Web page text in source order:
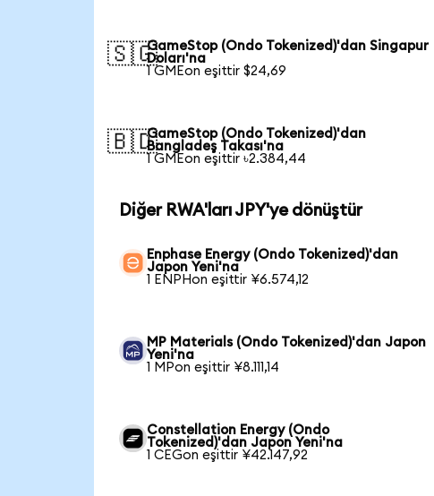
🇸🇬GameStop (Ondo Tokenized)'dan Singapur
Doları'na
1 GMEon eşittir $24,69
🇧🇩GameStop (Ondo Tokenized)'dan
Bangladeş Takası'na
1 GMEon eşittir ৳2.384,44
Diğer RWA'ları JPY'ye dönüştür
Enphase Energy (Ondo Tokenized)'dan
Japon Yeni'na
1 ENPHon eşittir ¥6.574,12
MP Materials (Ondo Tokenized)'dan Japon
Yeni'na
1 MPon eşittir ¥8.111,14
Constellation Energy (Ondo
Tokenized)'dan Japon Yeni'na
1 CEGon eşittir ¥42.147,92